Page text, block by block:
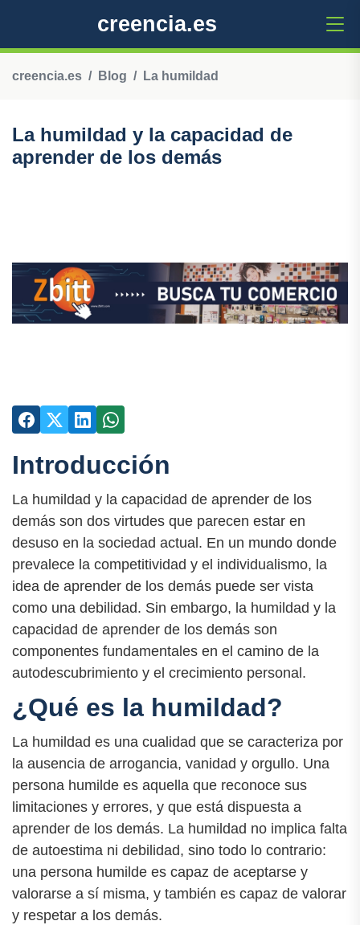
creencia.es
creencia.es Blog La humildad
La humildad y la capacidad de
aprender de los demás
Introducción
La humildad y la capacidad de aprender de los
demás son dos virtudes que parecen estar en
desuso en la sociedad actual. En un mundo donde
prevalece la competitividad y el individualismo, la
idea de aprender de los demás puede ser vista
como una debilidad. Sin embargo, la humildad y la
capacidad de aprender de los demás son
componentes fundamentales en el camino de la
autodescubrimiento y el crecimiento personal.
¿Qué es la humildad?
La humildad es una cualidad que se caracteriza por
la ausencia de arrogancia, vanidad y orgullo. Una
persona humilde es aquella que reconoce sus
limitaciones y errores, y que está dispuesta a
aprender de los demás. La humildad no implica falta
de autoestima ni debilidad, sino todo lo contrario:
una persona humilde es capaz de aceptarse y
valorarse a sí misma, y también es capaz de valorar
y respetar a los demás.